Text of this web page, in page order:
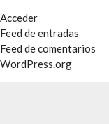
Acceder
Feed de entradas
Feed de comentarios
WordPress.org